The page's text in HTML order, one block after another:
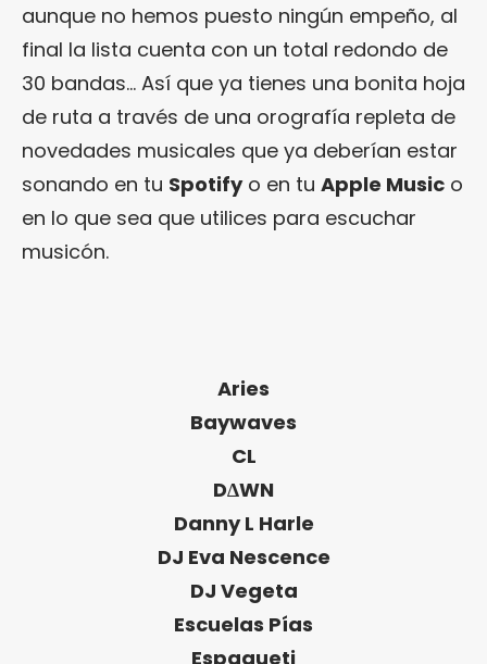
aunque no hemos puesto ningún empeño, al
final la lista cuenta con un total redondo de
30 bandas… Así que ya tienes una bonita hoja
de ruta a través de una orografía repleta de
novedades musicales que ya deberían estar
sonando en tu Spotifyo en tu Apple Music o
en lo que sea que utilices para escuchar
musicón.
Aries
Baywaves
CL
D∆WN
Danny L Harle
DJ Eva Nescence
DJ Vegeta
Escuelas Pías
Espagueti